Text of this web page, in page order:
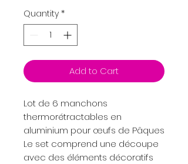
Quantity *
Add to Cart
Lot de 6 manchons
thermorétractables en
aluminium pour œufs de Pâques
Le set comprend une découpe
avec des éléments décoratifs